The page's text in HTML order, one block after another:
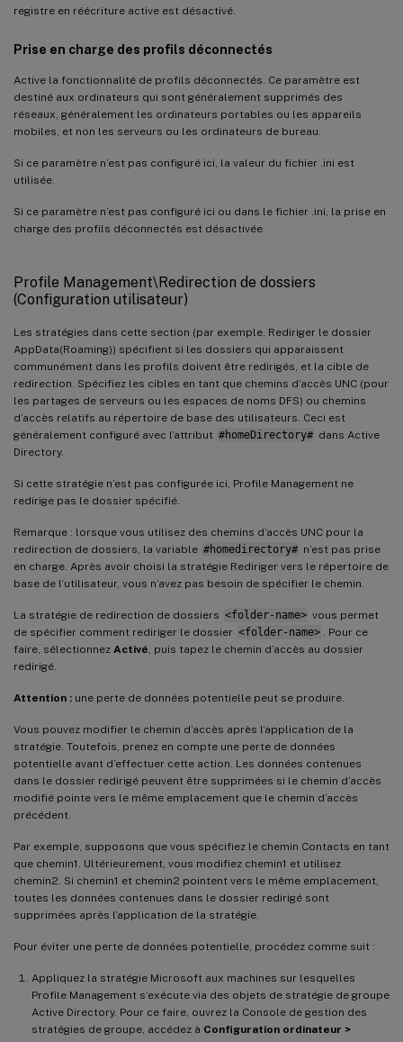
registre en réécriture active est désactivé.
Prise en charge des profils déconnectés
Active la fonctionnalité de profils déconnectés. Ce paramètre est
destiné aux ordinateurs qui sont généralement supprimés des
réseaux, généralement les ordinateurs portables ou les appareils
mobiles, et non les serveurs ou les ordinateurs de bureau.
Si ce paramètre n’est pas configuré ici, la valeur du fichier .ini est
utilisée.
Si ce paramètre n’est pas configuré ici ou dans le fichier .ini, la prise en
charge des profils déconnectés est désactivée.
Profile Management\Redirection de dossiers
(Configuration utilisateur)
Les stratégies dans cette section (par exemple, Rediriger le dossier
AppData(Roaming)) spécifient si les dossiers qui apparaissent
communément dans les profils doivent être redirigés, et la cible de
redirection. Spécifiez les cibles en tant que chemins d’accès UNC (pour
les partages de serveurs ou les espaces de noms DFS) ou chemins
d’accès relatifs au répertoire de base des utilisateurs. Ceci est
généralement configuré avec l’attribut #homeDirectory# dans Active
Directory.
Si cette stratégie n’est pas configurée ici, Profile Management ne
redirige pas le dossier spécifié.
Remarque : lorsque vous utilisez des chemins d’accès UNC pour la
redirection de dossiers, la variable #homedirectory# n’est pas prise
en charge. Après avoir choisi la stratégie Rediriger vers le répertoire de
base de l’utilisateur, vous n’avez pas besoin de spécifier le chemin.
La stratégie de redirection de dossiers <folder-name> vous permet
de spécifier comment rediriger le dossier <folder-name>
. Pour ce
faire, sélectionnez Activé , puis tapez le chemin d’accès au dossier
redirigé.
Attention : une perte de données potentielle peut se produire.
Vous pouvez modifier le chemin d’accès après l’application de la
stratégie. Toutefois, prenez en compte une perte de données
potentielle avant d’effectuer cette action. Les données contenues
dans le dossier redirigé peuvent être supprimées si le chemin d’accès
modifié pointe vers le même emplacement que le chemin d’accès
précédent.
Par exemple, supposons que vous spécifiez le chemin Contacts en tant
que chemin1. Ultérieurement, vous modifiez chemin1 et utilisez
chemin2. Si chemin1 et chemin2 pointent vers le même emplacement,
toutes les données contenues dans le dossier redirigé sont
supprimées après l’application de la stratégie.
Pour éviter une perte de données potentielle, procédez comme suit :
Appliquez la stratégie Microsoft aux machines sur lesquelles
Profile Management s’exécute via des objets de stratégie de groupe
Active Directory. Pour ce faire, ouvrez la Console de gestion des
stratégies de groupe, accédez à Configuration ordinateur >